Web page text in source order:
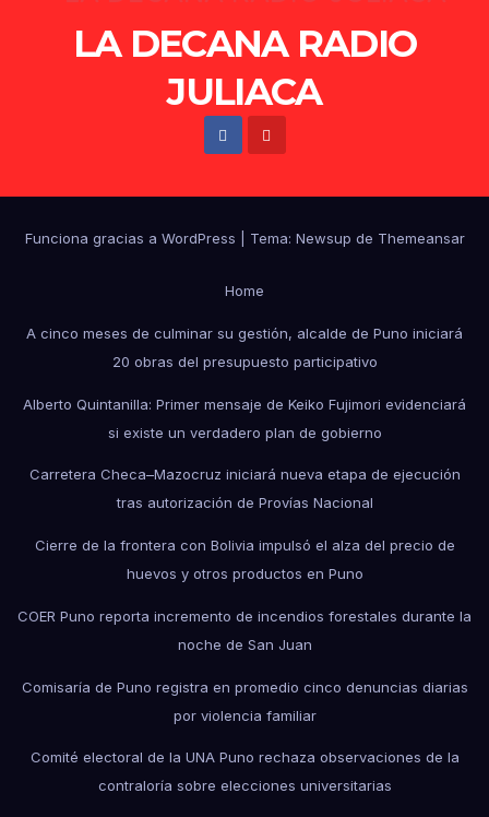
LA DECANA RADIO
JULIACA
Funciona gracias a WordPress Tema: Newsup de Themeansar
Home
A cinco meses de culminar su gestión, alcalde de Puno iniciará
20 obras del presupuesto participativo
Alberto Quintanilla: Primer mensaje de Keiko Fujimori evidenciará
si existe un verdadero plan de gobierno
Carretera Checa–Mazocruz iniciará nueva etapa de ejecución
tras autorización de Provías Nacional
Cierre de la frontera con Bolivia impulsó el alza del precio de
huevos y otros productos en Puno
COER Puno reporta incremento de incendios forestales durante la
noche de San Juan
Comisaría de Puno registra en promedio cinco denuncias diarias
por violencia familiar
Comité electoral de la UNA Puno rechaza observaciones de la
contraloría sobre elecciones universitarias